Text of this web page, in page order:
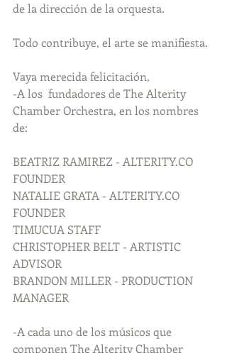
de la dirección de la orquesta.
Todo contribuye, el arte se manifiesta.
Vaya merecida felicitación,
-A los  fundadores de The Alterity
Chamber Orchestra, en los nombres
de:
BEATRIZ RAMIREZ - ALTERITY.CO
FOUNDER
NATALIE GRATA - ALTERITY.CO
FOUNDER
TIMUCUA STAFF
CHRISTOPHER BELT - ARTISTIC
ADVISOR
BRANDON MILLER - PRODUCTION
MANAGER
-A cada uno de los músicos que
componen The Alterity Chamber